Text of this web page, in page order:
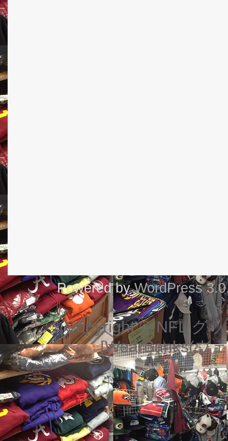
Powered byWordPress
Copyright © NFL グ
[WearBanks(ウ